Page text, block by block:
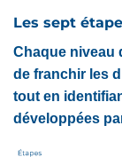
Les sept
Chaque niveau
de franchir les
tout en
développées